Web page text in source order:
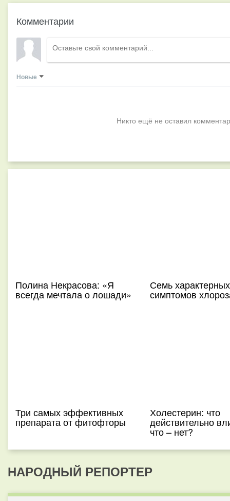
Комментарии
Новые
Никто ещё не оставил
Полина Некрасова: «Я
всегда мечтала о лошади»
Семь характерных
симптомов
Три самых эффективных
препарата от фитофторы
Холестерин: что
действительно
что – нет?
НАРОДНЫЙ РЕПОРТЕР